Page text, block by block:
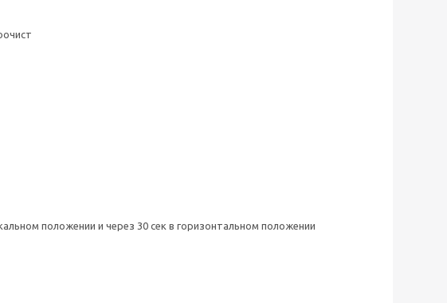
положении и через 30 сек в горизонтальном положении